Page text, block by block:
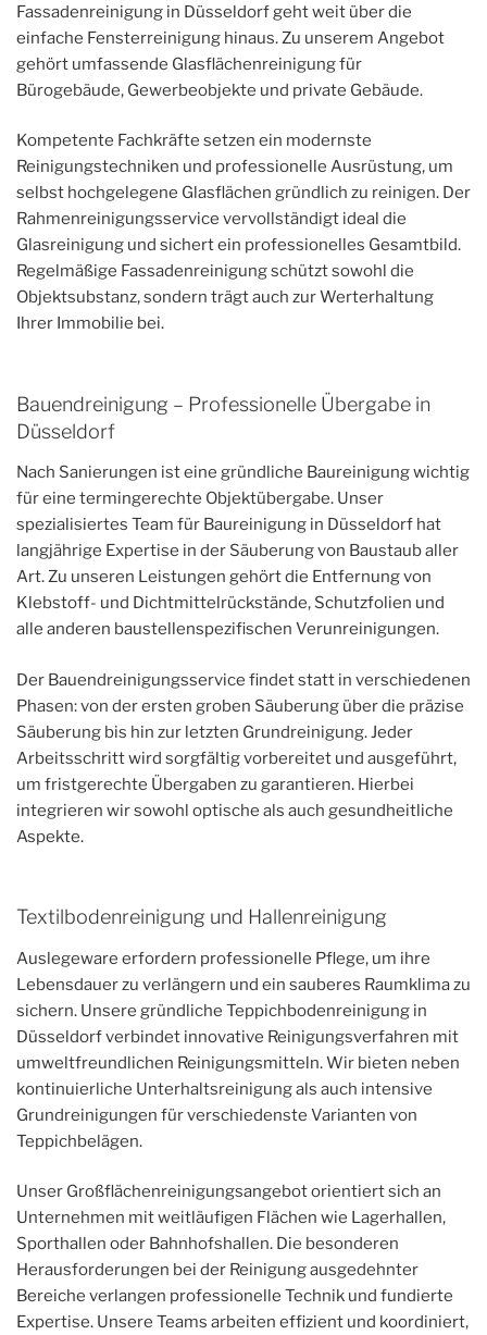
Fassadenreinigung in Düsseldorf geht weit über die
einfache Fensterreinigung hinaus. Zu unserem Angebot
gehört umfassende Glasflächenreinigung für
Bürogebäude, Gewerbeobjekte und private Gebäude.
Kompetente Fachkräfte setzen ein modernste
Reinigungstechniken und professionelle Ausrüstung, um
selbst hochgelegene Glasflächen gründlich zu reinigen. Der
Rahmenreinigungsservice vervollständigt ideal die
Glasreinigung und sichert ein professionelles Gesamtbild.
Regelmäßige Fassadenreinigung schützt sowohl die
Objektsubstanz, sondern trägt auch zur Werterhaltung
Ihrer Immobilie bei.
Bauendreinigung – Professionelle Übergabe in
Düsseldorf
Nach Sanierungen ist eine gründliche Baureinigung wichtig
für eine termingerechte Objektübergabe. Unser
spezialisiertes Team für Baureinigung in Düsseldorf hat
langjährige Expertise in der Säuberung von Baustaub aller
Art. Zu unseren Leistungen gehört die Entfernung von
Klebstoff- und Dichtmittelrückstände, Schutzfolien und
alle anderen baustellenspezifischen Verunreinigungen.
Der Bauendreinigungsservice findet statt in verschiedenen
Phasen: von der ersten groben Säuberung über die präzise
Säuberung bis hin zur letzten Grundreinigung. Jeder
Arbeitsschritt wird sorgfältig vorbereitet und ausgeführt,
um fristgerechte Übergaben zu garantieren. Hierbei
integrieren wir sowohl optische als auch gesundheitliche
Aspekte.
Textilbodenreinigung und Hallenreinigung
Auslegeware erfordern professionelle Pflege, um ihre
Lebensdauer zu verlängern und ein sauberes Raumklima zu
sichern. Unsere gründliche Teppichbodenreinigung in
Düsseldorf verbindet innovative Reinigungsverfahren mit
umweltfreundlichen Reinigungsmitteln. Wir bieten neben
kontinuierliche Unterhaltsreinigung als auch intensive
Grundreinigungen für verschiedenste Varianten von
Teppichbelägen.
Unser Großflächenreinigungsangebot orientiert sich an
Unternehmen mit weitläufigen Flächen wie Lagerhallen,
Sporthallen oder Bahnhofshallen. Die besonderen
Herausforderungen bei der Reinigung ausgedehnter
Bereiche verlangen professionelle Technik und fundierte
Expertise. Unsere Teams arbeiten effizient und koordiniert,